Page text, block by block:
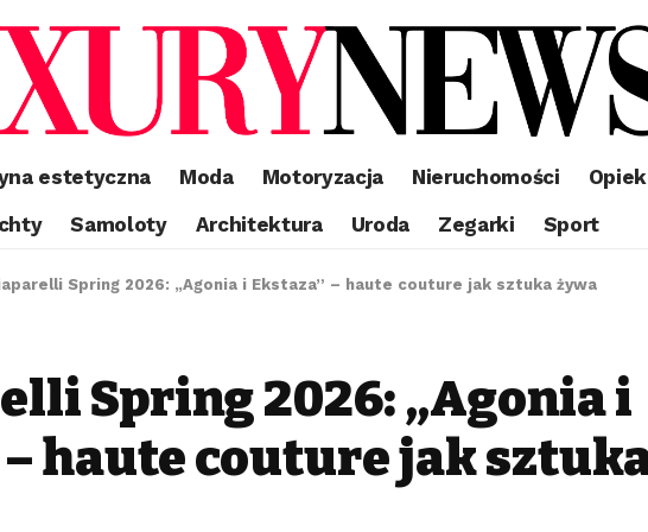
estetyczna Moda Motoryzacja Nieruchomości
Samoloty Architektura Uroda Zegarki Sport
Spring 2026: „Agonia i Ekstaza” – haute couture jak sztuka żywa
Spring 2026: „Agonia i
– haute couture jak